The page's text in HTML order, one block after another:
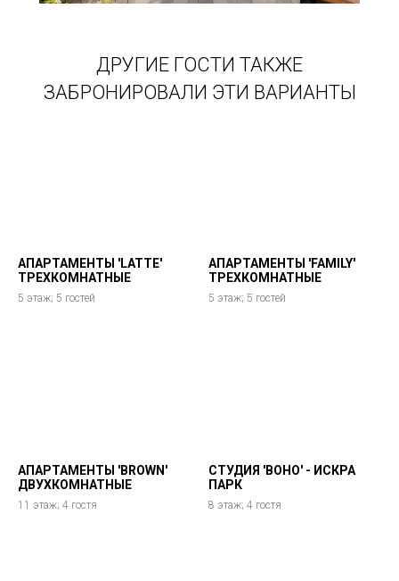
ДРУГИЕ ГОСТИ ТАКЖЕ
ЗАБРОНИРОВАЛИ ЭТИ ВАРИАНТЫ
АПАРТАМЕНТЫ 'LATTE'
ТРЕХКОМНАТНЫЕ
5 этаж; 5 гостей
АПАРТАМЕНТЫ 'FAMILY'
ТРЕХКОМНАТНЫЕ
5 этаж; 5 гостей
АПАРТАМЕНТЫ 'BROWN'
ДВУХКОМНАТНЫЕ
11 этаж; 4 гостя
СТУДИЯ 'BOHO' - ИСКРА
ПАРК
8 этаж; 4 гостя